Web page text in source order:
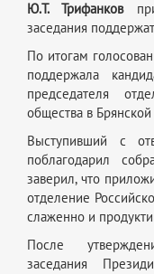
Ю.Т. Трифанков
заседания
По итогам
поддержала
председателя
общества в Брянской
Выступивший с
поблагодарил
заверил, что
отделение
слаженно и
После
заседания